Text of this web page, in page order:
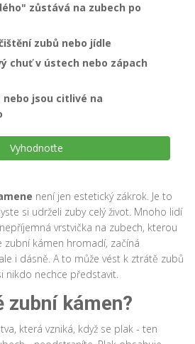
zůstává na zubech po
zubů nebo jídle
chuť v ústech nebo zápach
jsou citlivé na
Vyhodnoťte
není jen estetický zákrok. Je to
si udrželi zuby celý život. Mnoho lidí
vrstvička na zubech, kterou
zubní kámen hromadí, začíná
i dásně. A to může vést k ztrátě zubů
nikdo nechce představit.
zubní kámen?
která vzniká, když se plak - ten